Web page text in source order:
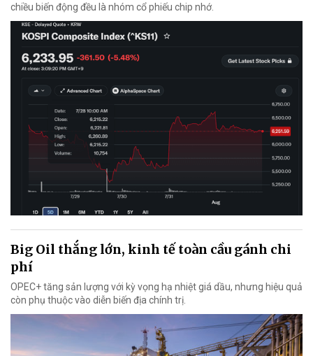
chiều biến động đều là nhóm cổ phiếu chip nhớ.
Big Oil thắng lớn, kinh tế toàn cầu gánh chi
phí
OPEC+ tăng sản lượng với kỳ vọng hạ nhiệt giá dầu, nhưng hiệu quả
còn phụ thuộc vào diễn biến địa chính trị.